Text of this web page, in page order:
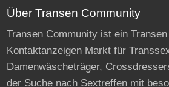
Über Transen Community
Transen Community ist ein
Kontaktanzeigen Markt für
Damenwäscheträger,
der Suche nach Sextreffen mit